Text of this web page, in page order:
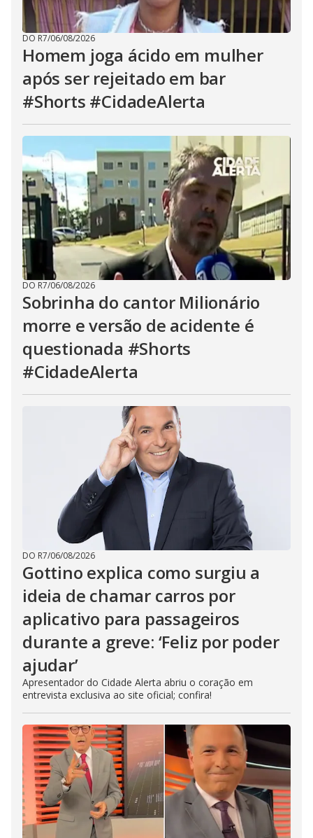
DO R7/06/08/2026
Homem joga ácido em mulher
após ser rejeitado em bar
#Shorts #CidadeAlerta
DO R7/06/08/2026
Sobrinha do cantor Milionário
morre e versão de acidente é
questionada #Shorts
#CidadeAlerta
DO R7/06/08/2026
Gottino explica como surgiu a
ideia de chamar carros por
aplicativo para passageiros
durante a greve: ‘Feliz por poder
ajudar’
Apresentador do Cidade Alerta abriu o coração em
entrevista exclusiva ao site oficial; confira!